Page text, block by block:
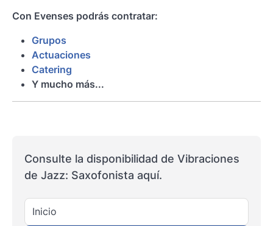
Con Evenses podrás contratar:
Grupos
Actuaciones
Catering
Y mucho más...
Consulte la disponibilidad de Vibraciones
de Jazz: Saxofonista aquí.
Inicio